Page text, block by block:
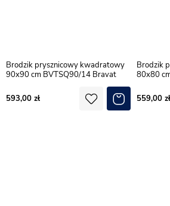
Brodzik prysznicowy kwadratowy
90x90 cm BVTSQ90/14 Bravat
593,00
Brodzik prysznicowy kwadratowy
80x80
559,00